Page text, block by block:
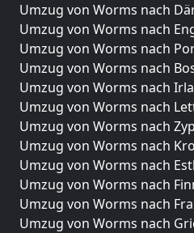
Umzug von Worms nach
Umzug von Worms nach
Umzug von Worms nach
Umzug von Worms nach
Umzug von Worms nach
Umzug von Worms nach
Umzug von Worms nach
Umzug von Worms nach
Umzug von Worms nach
Umzug von Worms nach
Umzug von Worms nach
Umzug von Worms nach